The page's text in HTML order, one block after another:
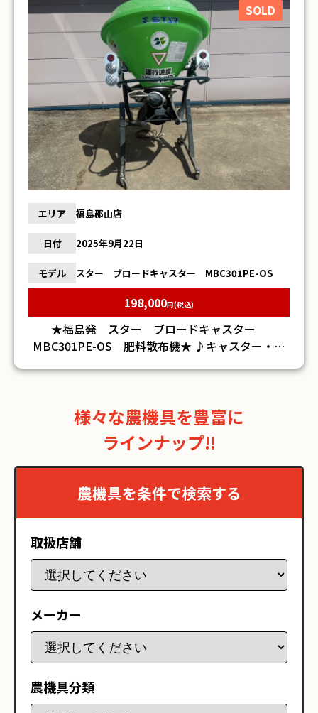
は画像にてご確認下さい ♪当方の出品物は全て現
状のお渡しです。整備、清掃などは行っておりませ
ださい※ ※細部までの確認等しておりませんの
で 記載内容以外にて不具合等有る場合もございま
す。 トラブル防止のため、ご購入前に現物確認を
お勧めします。現物確認をせず購入された場合のク
レーム・返金・返品はお受けできません。ご容赦願
います。
SOLD
エリア 福島郡山店
日付 2025年9月22日
モデル スター ブロードキャスター MBC301PE-OS
198,000円(税込)
★福島発 スター ブロードキャスター
MBC301PE-OS 肥料散布機★ ♪キャスター・リ
は全て現状のお渡しです。整備、清掃などは行って
合わせください※ ※細部までの確認等しておりま
せんので 記載内容以外にて不具合等有る場合もご
ざいます。 トラブル防止のため、ご購入前に現物
確認をお勧めします。現物確認をせず購入された場
合のクレーム・返金・返品はお受けできません。ご
様々な農機具を豊富に
ラインナップ!!
農機具を条件で検索する
取扱店舗
メーカー
農機具分類